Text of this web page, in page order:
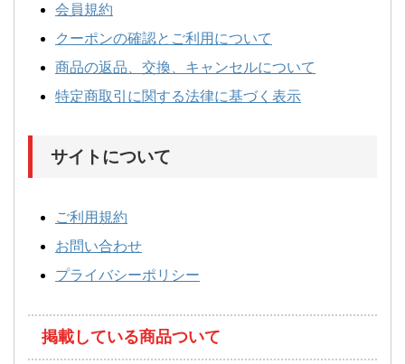
会員規約
クーポンの確認とご利用について
商品の返品、交換、キャンセルについて
特定商取引に関する法律に基づく表示
サイトについて
ご利用規約
お問い合わせ
プライバシーポリシー
掲載している商品ついて